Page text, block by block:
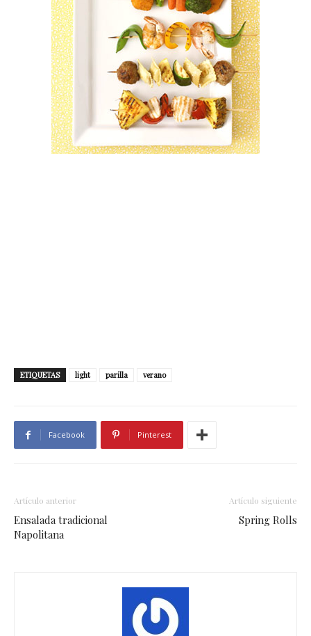
ETIQUETAS light parilla verano
Facebook Pinterest
Artículo anterior
Ensalada tradicional
Napolitana
Artículo siguiente
Spring Rolls